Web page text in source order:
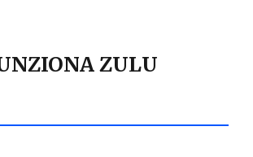
ZULU